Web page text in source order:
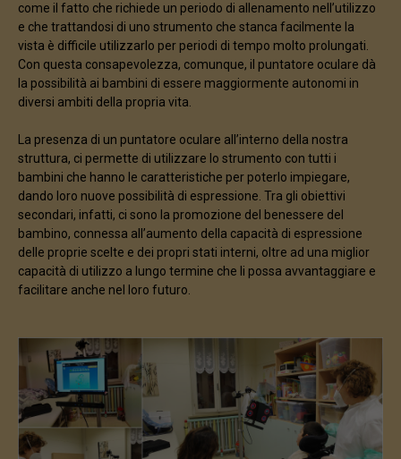
come il fatto che richiede un periodo di allenamento nell’utilizzo
e che trattandosi di uno strumento che stanca facilmente la
vista è difficile utilizzarlo per periodi di tempo molto prolungati.
Con questa consapevolezza, comunque, il puntatore oculare dà
la possibilità ai bambini di essere maggiormente autonomi in
diversi ambiti della propria vita.
La presenza di un puntatore oculare all’interno della nostra
struttura, ci permette di utilizzare lo strumento con tutti i
bambini che hanno le caratteristiche per poterlo impiegare,
dando loro nuove possibilità di espressione. Tra gli obiettivi
secondari, infatti, ci sono la promozione del benessere del
bambino, connessa all’aumento della capacità di espressione
delle proprie scelte e dei propri stati interni, oltre ad una miglior
capacità di utilizzo a lungo termine che li possa avvantaggiare e
facilitare anche nel loro futuro.